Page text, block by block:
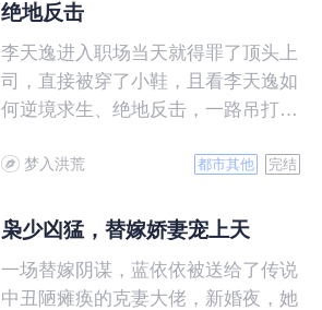
绝地反击
李天逸进入职场当天就得罪了顶头上
司，直接被穿了小鞋，且看李天逸如
何逆境求生、绝地反击，一路吊打各
梦入洪荒 都市其他 完结
枭少凶猛，替嫁娇妻宠上天
一场替嫁阴谋，蓝依依被送给了传说
中丑陋瘫痪的克妻大佬，新婚夜，她